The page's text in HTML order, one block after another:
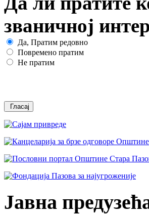
званичној
Да, Пратим редовно
Повремено пратим
Не пратим
Јавна